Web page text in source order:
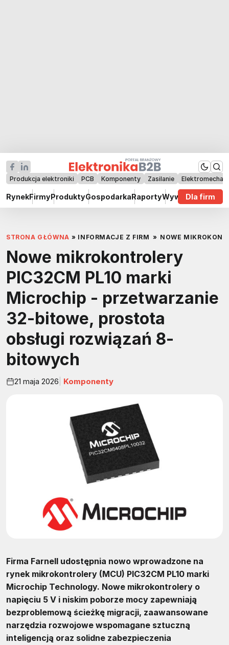
Produkcja elektroniki PCB Komponenty Zasilanie
RynekFirmyProduktyGospodarkaRaportyWywiadyDla firm
STRONA GŁÓWNA » INFORMACJE Z FIRM » NOWE
Nowe mikrokontrolery
PIC32CM PL10 marki
Microchip - przetwarzanie
32-bitowe, prostota
obsługi rozwiązań 8-
bitowych
21 maja 2026 Komponenty
Firma Farnell udostępnia nowo wprowadzone na
rynek mikrokontrolery (MCU) PIC32CM PL10 marki
Microchip Technology. Nowe mikrokontrolery o
napięciu 5 V i niskim poborze mocy zapewniają
bezproblemową ścieżkę migracji, zaawansowane
narzędzia rozwojowe wspomagane sztuczną
inteligencją oraz solidne zabezpieczenia